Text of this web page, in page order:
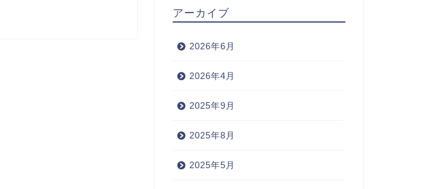
アーカイブ
2026年6月
2026年4月
2025年9月
2025年8月
2025年5月